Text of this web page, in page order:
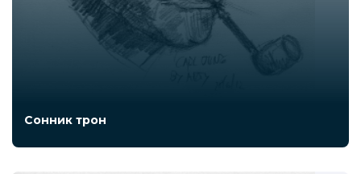
Сонник трон